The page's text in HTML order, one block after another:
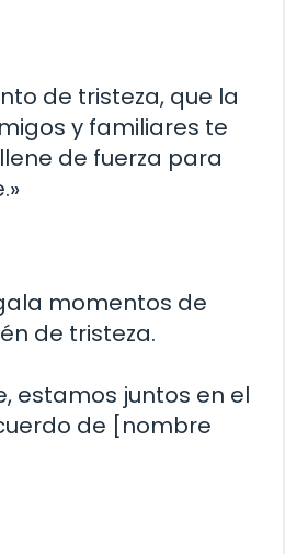
de tristeza, que la
y familiares te
de fuerza para
momentos de
de tristeza.
estamos juntos en el
de [nombre